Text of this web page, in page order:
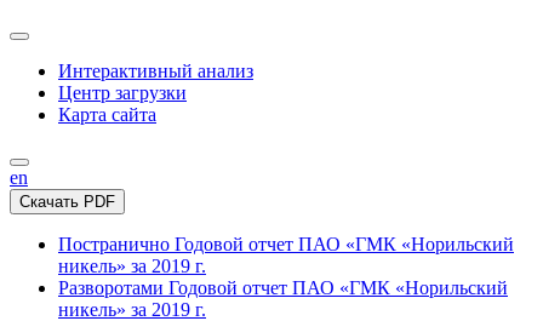
Интерактивный анализ
Центр загрузки
Карта сайта
en
Скачать PDF
Постранично Годовой отчет ПАО «ГМК «Норильский
никель» за 2019 г.
Разворотами Годовой отчет ПАО «ГМК «Норильский
никель» за 2019 г.